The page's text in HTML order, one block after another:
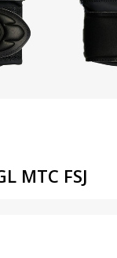
MTC FSJ